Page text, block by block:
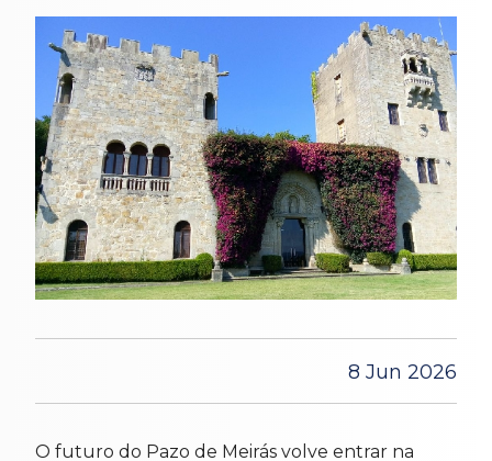
8 Jun 2026
O futuro do Pazo de Meirás volve entrar na